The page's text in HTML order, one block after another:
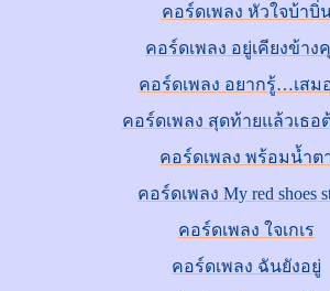
คอร์ดเพลง หัวใจบ้าบิ่
คอร์ดเพลง อยู่เคียงข้า
คอร์ดเพลง อยากรู้…เสม
คอร์ดเพลง สุดท้ายแล้วเธอ
คอร์ดเพลง พร้อมน้ำต
คอร์ดเพลง My red shoes
คอร์ดเพลง ใจเกเร
คอร์ดเพลง ฉันยังอยู่